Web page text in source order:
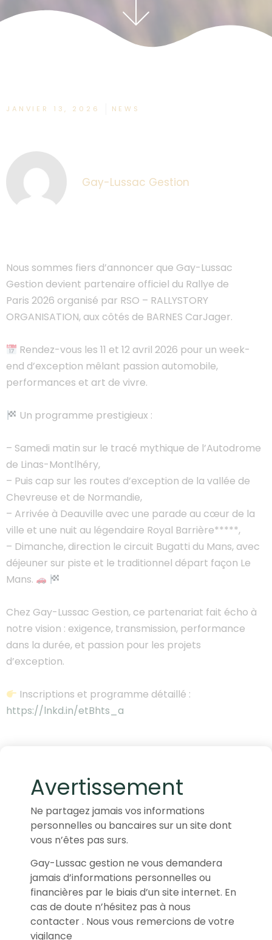
JANVIER 13, 2026 NEWS
Gay-Lussac Gestion
Nous sommes fiers d’annoncer que Gay-Lussac
Gestion devient partenaire officiel du Rallye de
Paris 2026 organisé par RSO – RALLYSTORY
ORGANISATION, aux côtés de BARNES CarJager.
Rendez-vous les 11 et 12 avril 2026 pour un week-
end d’exception mêlant passion automobile,
performances et art de vivre.
Un programme prestigieux :
– Samedi matin sur le tracé mythique de l’Autodrome
de Linas-Montlhéry,
– Puis cap sur les routes d’exception de la vallée de
Chevreuse et de Normandie,
– Arrivée à Deauville avec une parade au cœur de la
ville et une nuit au légendaire Royal Barrière*****,
– Dimanche, direction le circuit Bugatti du Mans, avec
déjeuner sur piste et le traditionnel départ façon Le
Mans.
Chez Gay-Lussac Gestion, ce partenariat fait écho à
notre vision : exigence, transmission, performance
dans la durée, et passion pour les projets
d’exception.
Inscriptions et programme détaillé :
https://lnkd.in/etBhts_a
Ce mardi 9 décembre, notre analyste-gérant Arthur Bernasconi est de nouveau intervenu auprès des étudiants d’Albert School. Lundi 19 janvier, Louis de Fels, CIIA, Directeur de la Gestion Collective chez Gay-Lussac Gestion, était l’invité de La Planète des Marchés sur B SMART 4Change.
Avertissement
Cet article promotionnel est diffusé à des fins
d’informations et ne saurait en aucun cas
s’interpréter comme constituant un conseil en
Avertissement
Ne partagez jamais vos informations
personnelles ou bancaires sur un site dont
vous n’êtes pas surs.
Gay-Lussac gestion ne vous demandera
jamais d’informations personnelles ou
financières par le biais d’un site internet. En
cas de doute n’hésitez pas à nous
contacter . Nous vous remercions de votre
vigilance